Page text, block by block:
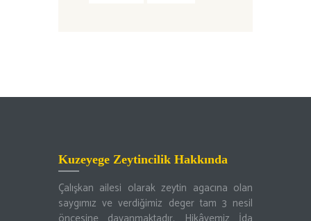
Kuzeyege Zeytincilik Hakkında
Çalışkan ailesi olarak zeytin agacına olan
saygımız ve verdiğimiz deger tam 3 nesil